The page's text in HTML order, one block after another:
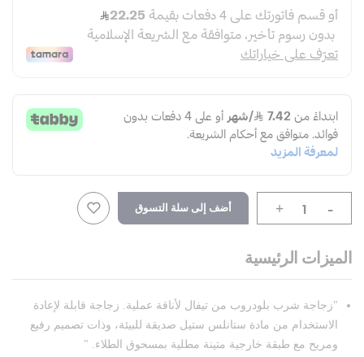
-
+ أضف إلى سلة التسوق
الميزات الرئيسية
"زجاجة شرب بلودروب من تيفال لأناقة عملية. زجاجة قابلة لإعادة
الاستخدام من مادة ستانلس ستيل صديقة للبيئة، وذات تصميم رفيع
ومريح مع طبقة خارجية متينة مطلية بمسحوق الطلاء. "